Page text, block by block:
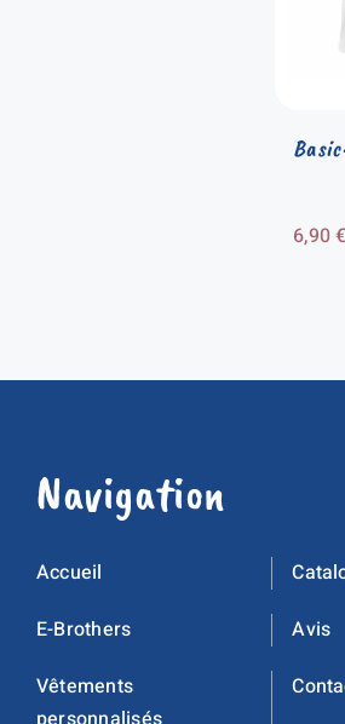
6,90€
Navigation
Accueil
E-Brothers
Vêtements
Avis